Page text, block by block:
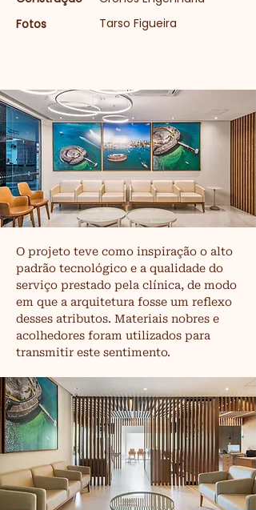
Fotos
Tarso Figueira
O projeto teve como inspiração o alto
padrão tecnológico e a qualidade do
serviço prestado pela clínica, de modo
em que a arquitetura fosse um reflexo
desses atributos. Materiais nobres e
acolhedores foram utilizados para
transmitir este sentimento.